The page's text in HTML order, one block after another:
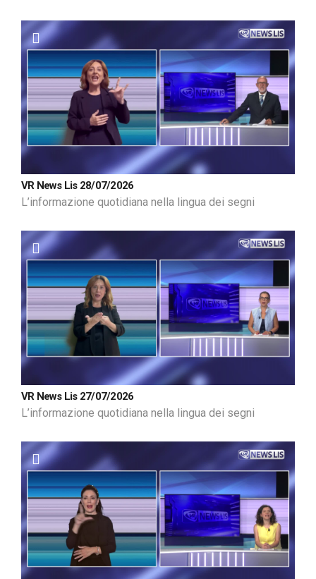
VR News Lis 28/07/2026
L’informazione quotidiana nella lingua dei segni
VR News Lis 27/07/2026
L’informazione quotidiana nella lingua dei segni